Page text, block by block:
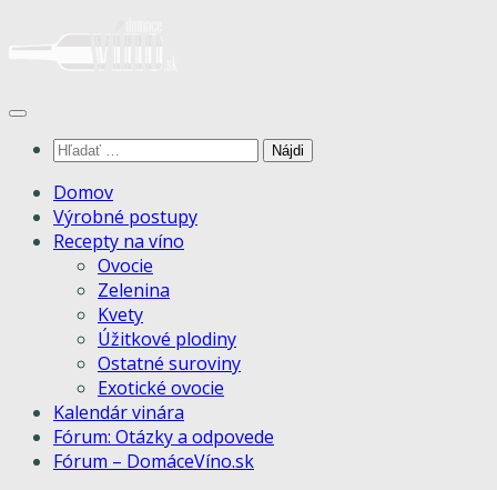
to
Hľadať:
Domov
Výrobné postupy
Recepty na víno
Ovocie
Zelenina
Kvety
Úžitkové plodiny
Ostatné suroviny
Exotické ovocie
Kalendár vinára
Fórum: Otázky a odpovede
Fórum – DomáceVíno.sk